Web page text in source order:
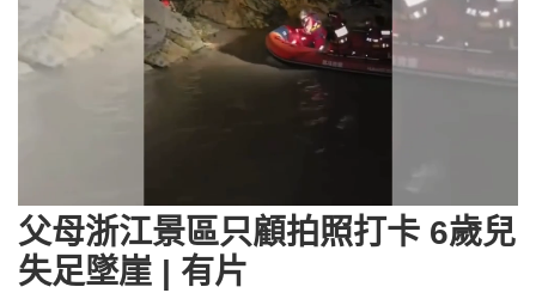
100.00%
父母浙江景區只顧拍照打卡 6歲兒
失足墜崖 | 有片